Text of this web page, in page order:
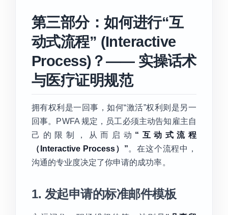
第三部分：如何进行“互
动式流程” (Interactive
Process)？—— 实操话术
与医疗证明规范
拥有权利是一回事，如何“激活”权利则是另一
回事。PWFA 规定，员工必须主动告知雇主自
己的限制，从而启动 “互动式流程
（Interactive Process）”。在这个流程中，
沟通的专业度决定了你申请的成功率。
1. 发起申请的标准邮件模板